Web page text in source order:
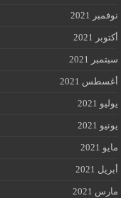
نوفمبر 2021
أكتوبر 2021
سبتمبر 2021
أغسطس 2021
يوليو 2021
يونيو 2021
مايو 2021
أبريل 2021
مارس 2021